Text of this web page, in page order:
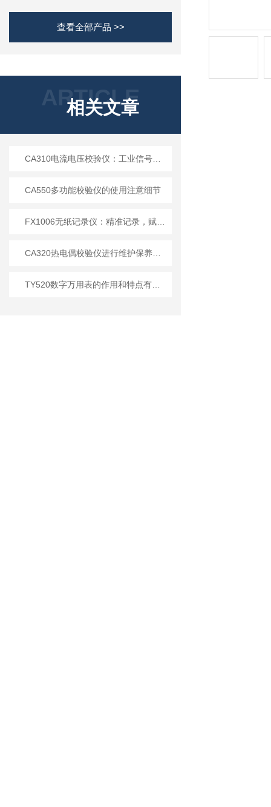
查看全部产品 >>
ARTICLE
相关文章
CA550多功能校验仪的使用注意细节